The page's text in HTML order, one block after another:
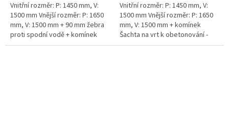
Vnitřní rozměr: P: 1450 mm, V:
1500 mm Vnější rozměr: P: 1650
mm, V: 1500 mm + 90 mm žebra
proti spodní vodě + komínek
Dvouplášťová vodoměrná šachta
Vnitřní rozměr: P: 1450 mm, V:
1500 mm Vnější rozměr: P: 1650
mm, V: 1500 mm + komínek
Šachta na vrt k obetonování -
vhodná pod parkovací stání,